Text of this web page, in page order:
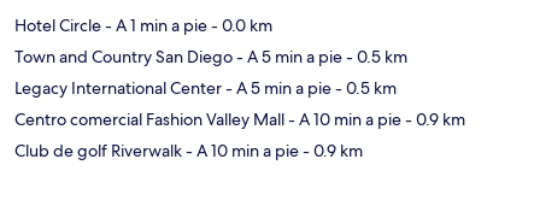
Hotel Circle- A 1 min a pie- 0.0 km
Town and Country San Diego- A 5 min a pie- 0.5 km
Legacy International Center- A 5 min a pie- 0.5 km
Centro comercial Fashion Valley Mall- A 10 min a pie- 0.9 km
Club de golf Riverwalk- A 10 min a pie- 0.9 km